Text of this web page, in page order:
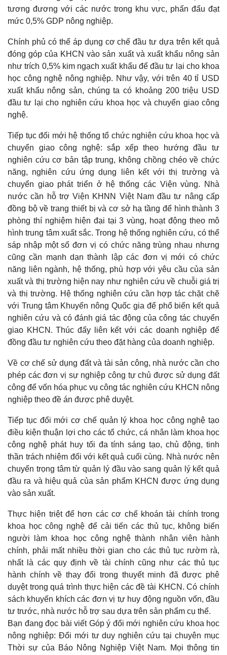
tương đương với các nước trong khu vực, phấn đấu đạt
mức 0,5% GDP nông nghiệp.
Chính phủ có thể áp dụng cơ chế đầu tư dựa trên kết quả
đóng góp của KHCN vào sản xuất và xuất khẩu nông sản
như trích 0,5% kim ngạch xuất khẩu để đầu tư lại cho khoa
học công nghệ nông nghiệp. Như vậy, với trên 40 tỉ USD
xuất khẩu nông sản, chúng ta có khoảng 200 triệu USD
đầu tư lại cho nghiên cứu khoa học và chuyển giao công
nghệ.
Tiếp tục đổi mới hệ thống tổ chức nghiên cứu khoa học và
chuyển giao công nghệ: sắp xếp theo hướng đầu tư
nghiên cứu cơ bản tập trung, không chồng chéo về chức
năng, nghiên cứu ứng dụng liên kết với thị trường và
chuyển giao phát triển ở hệ thống các Viện vùng. Nhà
nước cần hỗ trợ Viện KHNN Việt Nam đầu tư nâng cấp
đồng bộ về trang thiết bị và cơ sở hạ tầng để hình thành 3
phòng thí nghiệm hiện đại tại 3 vùng, hoạt động theo mô
hình trung tâm xuất sắc. Trong hệ thống nghiên cứu, có thể
sáp nhập một số đơn vị có chức năng trùng nhau nhưng
cũng cần mạnh dạn thành lập các đơn vị mới có chức
năng liên ngành, hệ thống, phù hợp với yêu cầu của sản
xuất và thị trường hiện nay như nghiên cứu về chuỗi giá trị
và thị trường. Hệ thống nghiên cứu cần hợp tác chặt chẽ
với Trung tâm Khuyến nông Quốc gia để phổ biến kết quả
nghiên cứu và có đánh giá tác động của công tác chuyển
giao KHCN. Thúc đẩy liên kết với các doanh nghiệp để
đồng đầu tư nghiên cứu theo đặt hàng của doanh nghiệp.
Về cơ chế sử dụng đất và tài sản công, nhà nước cần cho
phép các đơn vị sự nghiệp công tự chủ được sử dụng đất
công để vốn hóa phục vụ công tác nghiên cứu KHCN nông
nghiệp theo đề án được phê duyệt.
Tiếp tục đổi mới cơ chế quản lý khoa học công nghệ tạo
điều kiện thuận lợi cho các tổ chức, cá nhân làm khoa học
công nghệ phát huy tối đa tính sáng tạo, chủ động, tinh
thần trách nhiệm đối với kết quả cuối cùng. Nhà nước nên
chuyển trọng tâm từ quản lý đầu vào sang quản lý kết quả
đầu ra và hiệu quả của sản phẩm KHCN được ứng dụng
vào sản xuất.
Thực hiện triệt để hơn các cơ chế khoán tài chính trong
khoa học công nghệ để cải tiến các thủ tục, không biến
người làm khoa học công nghệ thành nhân viên hành
chính, phải mất nhiều thời gian cho các thủ tục rườm rà,
nhất là các quy định về tài chính cũng như các thủ tục
hành chính về thay đổi trong thuyết minh đã được phê
duyệt trong quá trình thực hiện các đề tài KHCN. Có chính
sách khuyến khích các đơn vị tự huy động nguồn vốn, đầu
tư trước, nhà nước hỗ trợ sau dựa trên sản phẩm cụ thể.
Bạn đang đọc bài viết Góp ý đổi mới nghiên cứu khoa học
nông nghiệp: Đổi mới tư duy nghiên cứu tại chuyên mục
Thời sự của Báo Nông Nghiệp Việt Nam. Mọi thông tin